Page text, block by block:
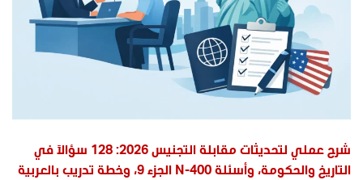
شرح عملي لتحديثات مقابلة التجنيس 2026: 128 سؤالاً في
التاريخ والحكومة، وأسئلة N-400 الجزء 9، وخطة تدريب بالعربية